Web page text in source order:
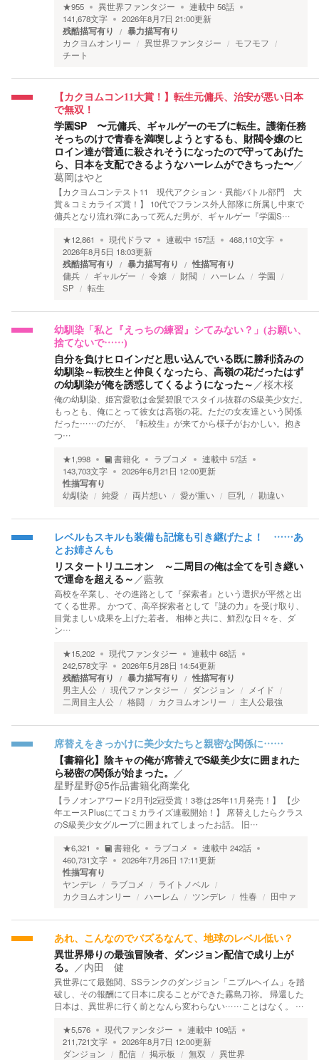
★955 異世界ファンタジー 連載中 56話
141,678文字 2026年8月7日 21:00更新
残酷描写有り 暴力描写有り
カクヨムオンリー 異世界ファンタジー
モフモフ
チート
【カクヨムコン11大賞！】転生元傭兵、治安が悪い日本
で無双！
学園SP 〜元傭兵、ギャルゲーのモブに転生。護衛任務
そっちのけで青春を満喫しようとするも、財閥令嬢のヒ
ロイン達が普通に殺されそうになったので守ってあげた
ら、日本を支配できるようなハーレムができちった〜／
葛岡はやと
【カクヨムコンテスト11 現代アクション・異能バトル部門 大
賞＆コミカライズ賞！】 10代でフランス外人部隊に所属し中東で
傭兵となり流れ弾にあって死んだ男が、ギャルゲー『学園S…
★12,861 現代ドラマ 連載中 157話 468,110文字
2026年8月5日 18:03更新
残酷描写有り 暴力描写有り 性描写有り
傭兵 ギャルゲー 令嬢 財閥 ハーレム
学園
SP
転生
幼馴染「私と『えっちの練習』シてみない？」(お願い、
捨てないで……)
自分を負けヒロインだと思い込んでいる既に勝利済みの
幼馴染～転校生と仲良くなったら、高嶺の花だったはず
の幼馴染が俺を誘惑してくるようになった～ ／桜木桜
俺の幼馴染、姫宮愛歌は金髪碧眼でスタイル抜群のS級美少女だ。
もっとも、俺にとって彼女は高嶺の花。ただの女友達という関係
だった……のだが、『転校生』が来てから様子がおかしい。抱き
つ…
★1,998 書籍化 ラブコメ 連載中 57話
143,703文字 2026年6月21日 12:00更新
性描写有り
幼馴染 純愛 両片想い 愛が重い 巨乳 勘違い
レベルもスキルも装備も記憶も引き継げたよ！ ……あ
とお姉さんも
リスタートリユニオン ～二周目の俺は全てを引き継い
で運命を超える～ ／藍敦
高校を卒業し、その進路として『探索者』という選択が平然と出
てくる世界。 かつて、高卒探索者として『謎の力』を受け取り、
目覚ましい成果を上げた若者。 相棒と共に、鮮烈な日々を、ダ
ン…
★15,202 現代ファンタジー 連載中 68話
242,578文字 2026年5月28日 14:54更新
残酷描写有り 暴力描写有り 性描写有り
男主人公 現代ファンタジー ダンジョン
メイド
二周目主人公
格闘 カクヨムオンリー 主人公最強
席替えをきっかけに美少女たちと親密な関係に……
【書籍化】陰キャの俺が席替えでS級美少女に囲まれた
ら秘密の関係が始まった。 ／
星野星野@5作品書籍化商業化
【ラノオンアワード2月刊2冠受賞！3巻は25年11月発売！】 【少
年エースPlusにてコミカライズ連載開始！】 席替えしたらクラス
のS級美少女グループに囲まれてしまったお話。 旧…
★6,321 書籍化 ラブコメ 連載中 242話
460,731文字 2026年7月26日 17:11更新
性描写有り
ヤンデレ ラブコメ
ライトノベル
カクヨムオンリー
ハーレム ツンデレ 性春 田中ァ
あれ、こんなのでバズるなんて、地球のレベル低い？
異世界帰りの最強冒険者、ダンジョン配信で成り上が
る。 ／内田 健
異世界にて最難関、SSランクのダンジョン「ニブルヘイム」を踏
破し、その報酬にて日本に戻ることができた霧島刀祢。 帰還した
日本は、異世界に行く前となんら変わらない……ことはなく。 …
★5,576 現代ファンタジー 連載中 109話
211,721文字 2026年8月7日 12:00更新
ダンジョン
配信 掲示板 無双 異世界